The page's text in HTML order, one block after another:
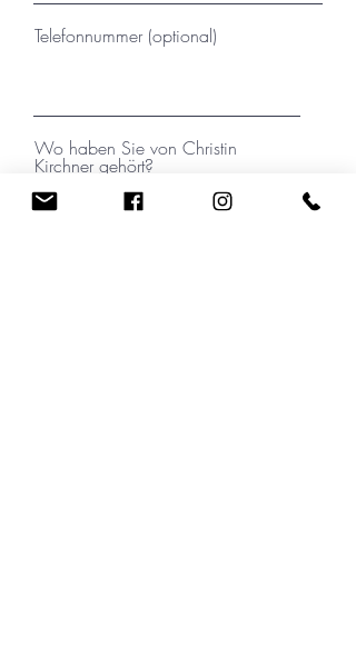
Telefonnummer (optional)
Wo haben Sie von Christin
Kirchner gehört?